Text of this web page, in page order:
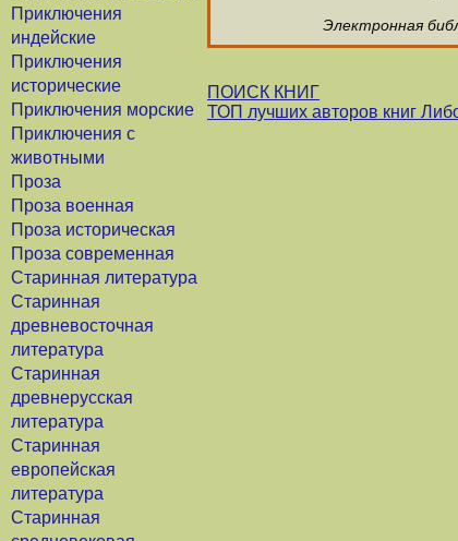
Приключения
индейские
Приключения
исторические
Приключения морские
Приключения с
животными
Проза
Проза военная
Проза историческая
Проза современная
Старинная литература
Старинная
древневосточная
литература
Старинная
древнерусская
литература
Старинная
европейская
литература
Старинная
Электронная
ПОИСК КНИГ
ТОП лучших авторов книг